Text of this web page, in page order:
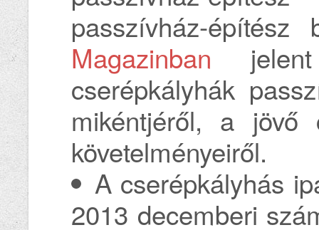
passzívház-
Magazinban
cserépkályhák
mikéntjéről, a jövő
követelményeiről.
A cserépkályhás
2013 decemberi